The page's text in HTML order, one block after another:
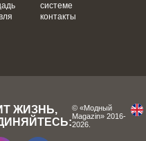
системе
контакты
ЖИЗНЬ,
© «Модный
Magazin» 2016-
2026.